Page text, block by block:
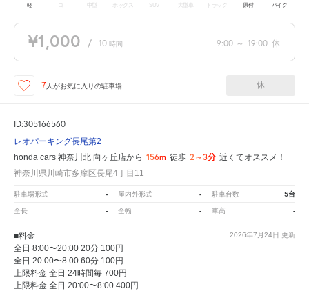
軽 中型 ボックス SUV 大型車 トラック 原付 バイク
¥1,000 / 10 時間 9:00 ～ 19:00 休
7 人がお気に入りの駐車場 休
ID:305166560
レオパーキング長尾第2
honda cars 神奈川北 向ヶ丘店から 156m 徒歩 2～3分 近くてオススメ！
神奈川県川崎市多摩区長尾4丁目11
駐車場形式 - 屋内外形式 - 駐車台数 5台
全長 - 全幅 - 車高 -
2026年7月24日 更新
■料金
全日 8:00〜20:00 20分 100円
全日 20:00〜8:00 60分 100円
上限料金 全日 24時間毎 700円
上限料金 全日 20:00〜8:00 400円